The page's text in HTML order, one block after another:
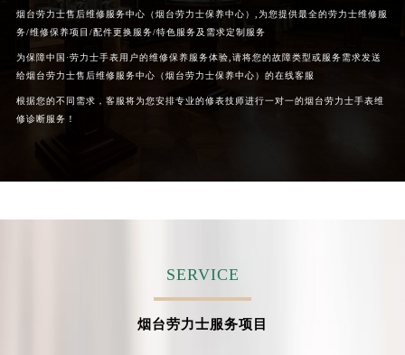
烟台劳力士售后维修服务中心（烟台劳力士保养中心）,为您提供最全的劳力士维修服
务/维修保养项目/配件更换服务/特色服务及需求定制服务
为保障中国·劳力士手表用户的维修保养服务体验,请将您的故障类型或服务需求发送
给烟台劳力士售后维修服务中心（烟台劳力士保养中心）的在线客服
根据您的不同需求，客服将为您安排专业的修表技师进行一对一的烟台劳力士手表维
修诊断服务！
SERVICE
烟台劳力士服务项目